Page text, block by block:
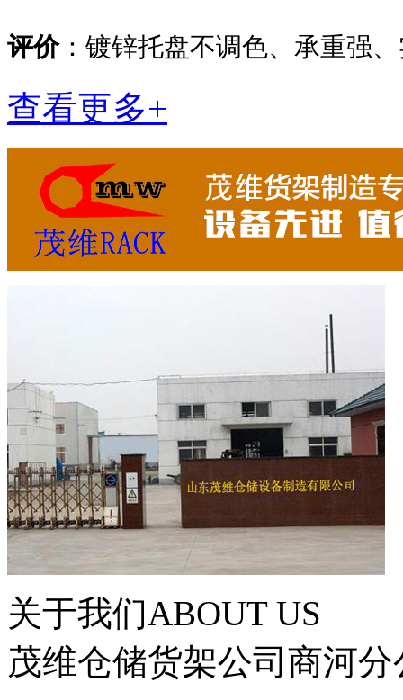
评价：镀锌托盘不调色、承重强
查看更多+
关于我们ABOUT US
茂维仓储货架公司商河分